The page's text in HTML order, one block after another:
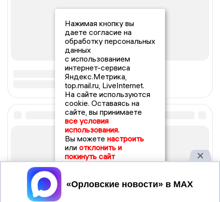
Нажимая кнопку вы
даете согласие на
обработку персональных
данных
с использованием
интернет-сервиса
Яндекс.Метрика,
top.mail.ru, LiveInternet.
На сайте используются
cookie. Оставаясь на
сайте, вы принимаете
все условия
использования.
Вы можете настроить
или отклонить и
покинуть сайт
Принять